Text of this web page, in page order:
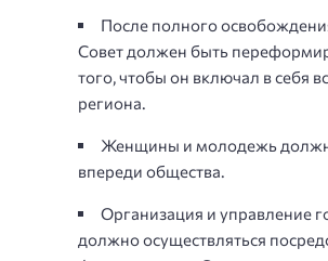
После полного
Совет должен быть
того, чтобы он включал в себя
региона.
Женщины и молодежь
впереди общества.
Организация и управление
должно осуществляться